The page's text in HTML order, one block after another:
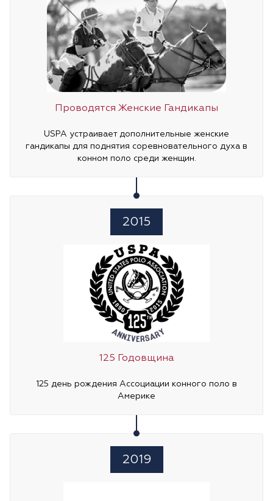
Проводятся Женские Гандикапы
USPA устраивает дополнительные женские
гандикапы для поднятия соревновательного духа в
конном поло среди женщин.
2015
125 Годовщина
125 день рождения Ассоциации конного поло в
Америке
2019